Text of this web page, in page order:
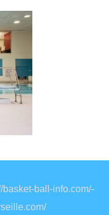
basket-ball-info.com/-